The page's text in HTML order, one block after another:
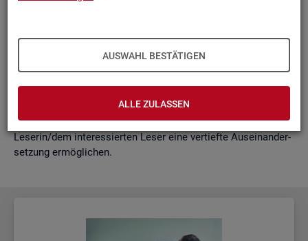
AUSWAHL BESTÄTIGEN
ALLE ZULASSEN
sam­men­ge­fasst. Damit ent­steht ein klei­nes Nach­schla­ge­
werk zu zen­tra­len Be­grif­fen und Fra­ge­stel­lun­gen der Ar­beits­
markt- und Grund­si­che­rungs­sta­tis­tik. Dabei wer­den diese Be­
grif­fe in kur­zer Form er­klärt und immer auch mit wei­ter­füh­
ren­den In­for­ma­ti­ons­quel­len ver­bun­den, die der in­ter­es­sier­ten
Le­se­rin/dem in­ter­es­sier­ten Leser eine ver­tief­te Aus­ein­an­der­
set­zung er­mög­li­chen.